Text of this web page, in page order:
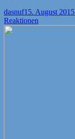
Autor
dasnufVeröffentlicht
am
15. August 2015
Reaktionen